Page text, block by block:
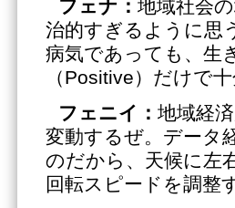
フェナ： 地域社会
治的すぎるように思
病気であっても、生
（Positive）だけで十
フェニイ： 地域経
変動するぜ。データ
のだから、天候に左
回転スピードを調整